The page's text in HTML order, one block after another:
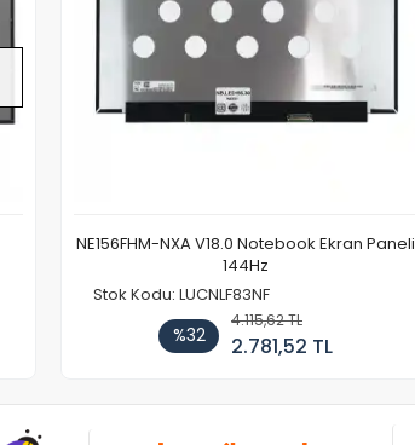
NE156FHM-NXA V18.0 Notebook Ekran Paneli
144Hz
Stok Kodu: LUCNLF83NF
%32
4.115,62 TL
2.781,52 TL